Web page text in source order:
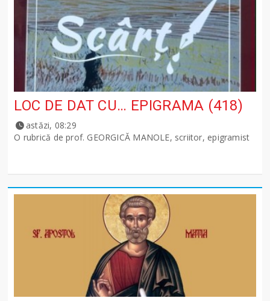
LOC DE DAT CU… EPIGRAMA (418)
astăzi, 08:29
O rubrică de prof. GEORGICĂ MANOLE, scriitor, epigramist